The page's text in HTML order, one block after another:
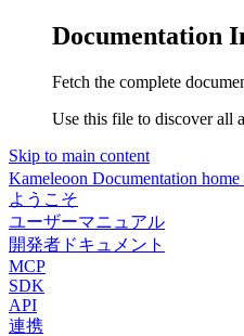
Documentation
Fetch the complete
Use this file to discover all
Skip to main content
Kameleoon Documentation home
ようこそ
ユーザーマニュアル
開発者ドキュメント
MCP
SDK
API
連携